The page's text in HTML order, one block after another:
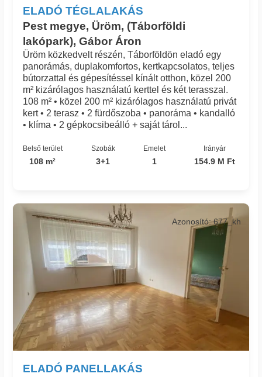
ELADÓ TÉGLALAKÁS
Pest megye, Üröm, (Táborföldi
lakópark), Gábor Áron
Üröm közkedvelt részén, Táborföldön eladó egy
panorámás, duplakomfortos, kertkapcsolatos, teljes
bútorzattal és gépesítéssel kínált otthon, közel 200
m² kizárólagos használatú kerttel és két terasszal.
108 m² • közel 200 m² kizárólagos használatú privát
kert • 2 terasz • 2 fürdőszoba • panoráma • kandalló
• klíma • 2 gépkocsibeálló + saját tárol...
Belső terület
108 m²
Szobák
3+1
Emelet
1
Irányár
154.9 M Ft
ELADÓ PANELLAKÁS
Azonosító: 677_kh